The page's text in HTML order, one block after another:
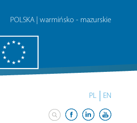
POLSKA | warmińsko - mazurskie
PL EN